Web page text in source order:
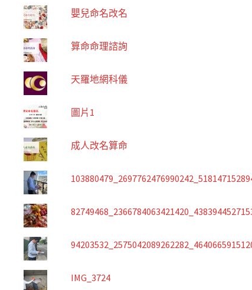
嬰兒命名改名
算命命理諮詢
天羅地網科儀
圖片1
成人改名算命
IMG_3724